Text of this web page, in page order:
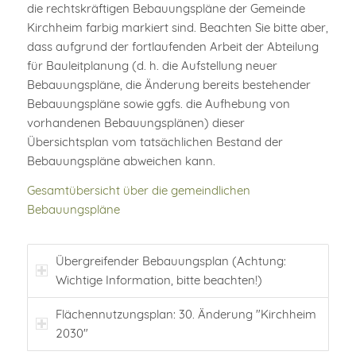
die rechtskräftigen Bebauungspläne der Gemeinde
Kirchheim farbig markiert sind. Beachten Sie bitte aber,
dass aufgrund der fortlaufenden Arbeit der Abteilung
für Bauleitplanung (d. h. die Aufstellung neuer
Bebauungspläne, die Änderung bereits bestehender
Bebauungspläne sowie ggfs. die Aufhebung von
vorhandenen Bebauungsplänen) dieser
Übersichtsplan vom tatsächlichen Bestand der
Bebauungspläne abweichen kann.
Gesamtübersicht über die gemeindlichen
Bebauungspläne
Übergreifender Bebauungsplan (Achtung:
Wichtige Information, bitte beachten!)
Flächennutzungsplan: 30. Änderung "Kirchheim
2030"